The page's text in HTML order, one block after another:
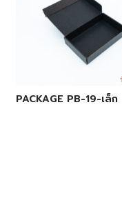
PACKAGE PB-19-เล็ก